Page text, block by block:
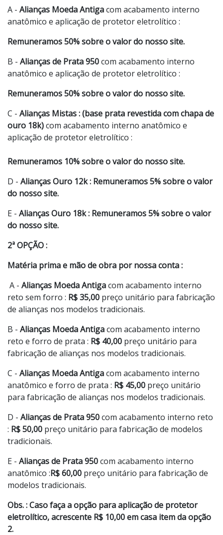
A - Alianças Moeda Antigacom acabamento interno
anatômico e aplicação de protetor eletrolítico :
Remuneramos 50% sobre o valor do nosso site.
B - Alianças de Prata 950com acabamento interno
anatômico e aplicação de protetor eletrolítico :
Remuneramos 50% sobre o valor do nosso site.
C - Alianças Mistas : (base prata revestida com chapa de
ouro 18k)com acabamento interno anatômico e
aplicação de protetor eletrolítico :
Remuneramos 10% sobre o valor do nosso site.
D - Alianças Ouro 12k : Remuneramos 5% sobre o valor
do nosso site.
E - Alianças Ouro 18k : Remuneramos 5% sobre o valor
do nosso site.
2ª OPÇÃO :
Matéria prima e mão de obra por nossa conta :
A - Alianças Moeda Antigacom acabamento interno
reto sem forro : R$ 35,00 preço unitário para fabricação
de alianças nos modelos tradicionais.
B - Alianças Moeda Antigacom acabamento interno
reto e forro de prata : R$ 40,00 preço unitário para
fabricação de alianças nos modelos tradicionais.
C - Alianças Moeda Antigacom acabamento interno
anatômico e forro de prata : R$ 45,00 preço unitário
para fabricação de alianças nos modelos tradicionais.
D - Alianças de Prata 950com acabamento interno reto
: R$ 50,00 preço unitário para fabricação de modelos
tradicionais.
E - Alianças de Prata 950com acabamento interno
anatômico :R$ 60,00 preço unitário para fabricação de
modelos tradicionais.
Obs. : Caso faça a opção para aplicação de protetor
eletrolítico, acrescente R$ 10,00 em casa item da opção
2.